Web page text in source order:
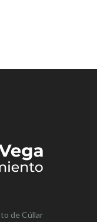
de Cúllar